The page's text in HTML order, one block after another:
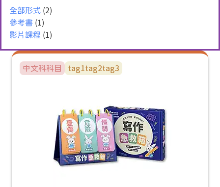
全部形式 (2)
參考書 (1)
影片課程 (1)
中文科科目 tag1 tag2tag3